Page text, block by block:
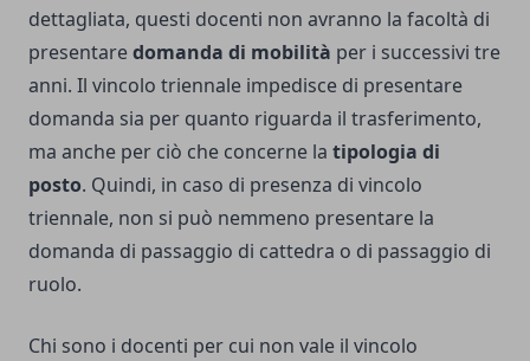
dettagliata, questi docenti non avranno la facoltà di
presentaredomanda di mobilità per i successivi tre
anni. Il vincolo triennale impedisce di presentare
domanda sia per quanto riguarda il trasferimento,
ma anche per ciò che concerne la tipologia di
posto. Quindi, in caso di presenza di vincolo
triennale, non si può nemmeno presentare la
domanda di passaggio di cattedra o di passaggio di
ruolo.
Chi sono i docenti per cui non vale il vincolo